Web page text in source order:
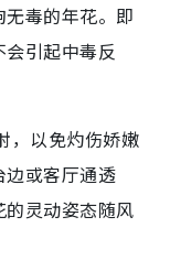
毒的年花。即
引起中毒反
，以免灼伤娇嫩
边或客厅通透
灵动姿态随风